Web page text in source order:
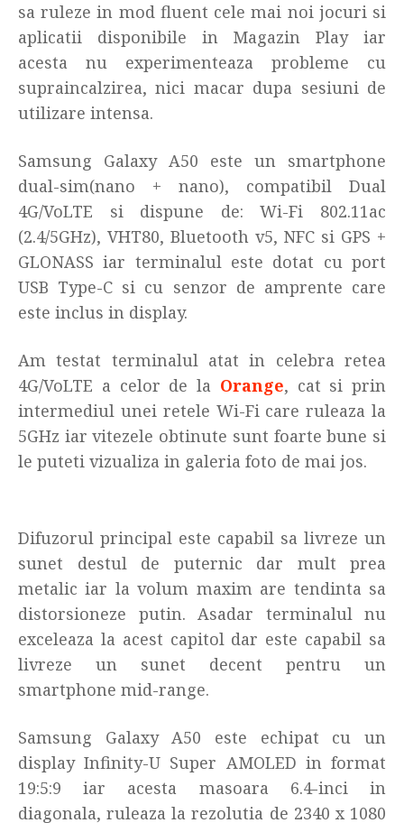
sa ruleze in mod fluent cele mai noi jocuri si
aplicatii disponibile in Magazin Play iar
acesta nu experimenteaza probleme cu
supraincalzirea, nici macar dupa sesiuni de
utilizare intensa.
Samsung Galaxy A50 este un smartphone
dual-sim(nano + nano), compatibil Dual
4G/VoLTE si dispune de: Wi-Fi 802.11ac
(2.4/5GHz), VHT80, Bluetooth v5, NFC si GPS +
GLONASS iar terminalul este dotat cu port
USB Type-C si cu senzor de amprente care
este inclus in display.
Am testat terminalul atat in celebra retea
4G/VoLTE a celor de la Orange, cat si prin
intermediul unei retele Wi-Fi care ruleaza la
5GHz iar vitezele obtinute sunt foarte bune si
le puteti vizualiza in galeria foto de mai jos.
Difuzorul principal este capabil sa livreze un
sunet destul de puternic dar mult prea
metalic iar la volum maxim are tendinta sa
distorsioneze putin. Asadar terminalul nu
exceleaza la acest capitol dar este capabil sa
livreze un sunet decent pentru un
smartphone mid-range.
Samsung Galaxy A50 este echipat cu un
display Infinity-U Super AMOLED in format
19:5:9 iar acesta masoara 6.4-inci in
diagonala, ruleaza la rezolutia de 2340 x 1080